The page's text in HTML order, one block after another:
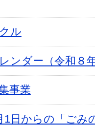
ル
ンダー（令和８年
事業
1日からの「ごみ